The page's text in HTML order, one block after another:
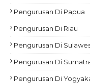
Pengurusan Di Papua
Pengurusan Di Riau
Pengurusan Di
Pengurusan Di
Pengurusan Di